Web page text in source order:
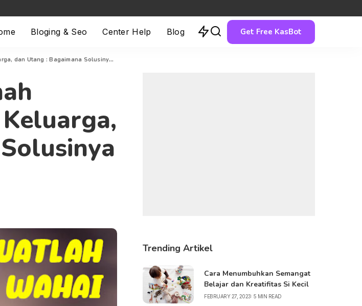
Bloging & Seo Center Help Blog Get Free KasBot
dan Utang : Bagaimana Solusinya ?
Trending Artikel
Cara Menumbuhkan Semangat
Belajar dan Kreatifitas Si Kecil
FEBRUARY 27, 2023 5 MIN READ